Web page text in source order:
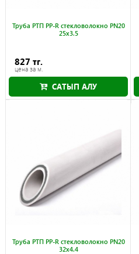
Труба РТП PP-R стекловолокно PN20
25x3.5
827 тг.
цена за м.
САТЫП АЛУ
Труба РТП PP-R стекловолокно PN20
32x4.4